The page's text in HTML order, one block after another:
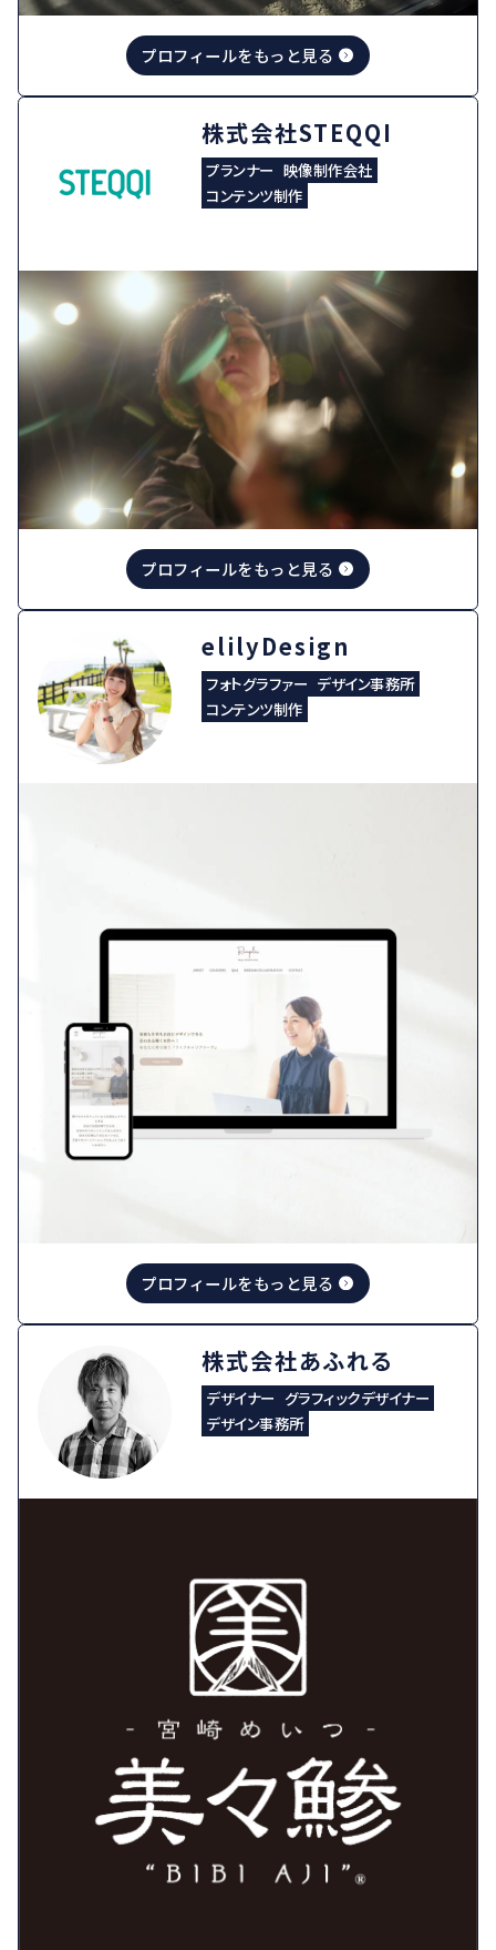
プロフィールをもっと見る
株式会社STEQQI
プランナー 映像制作会社
コンテンツ制作
プロフィールをもっと見る
elilyDesign
フォトグラファー デザイン事務所
コンテンツ制作
プロフィールをもっと見る
株式会社あふれる
デザイナー グラフィックデザイナー
デザイン事務所